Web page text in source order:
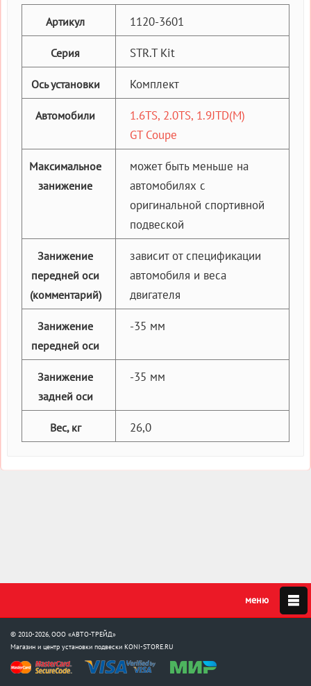
Артикул 1120-3601
Серия STR.T Kit
Ось установки Комплект
Автомобили
1.6TS, 2.0TS, 1.9JTD(M)
GT Coupe
Максимальное
занижение
может быть меньше на
автомобилях с
оригинальной спортивной
подвеской
Занижение
передней оси
(комментарий)
зависит от спецификации
автомобиля и веса
двигателя
Занижение
передней оси
-35 мм
Занижение
задней оси
-35 мм
Вес, кг 26,0
© 2010-2026, ООО «АВТО-ТРЕЙД»
Магазин и центр установки подвески KONI-STORE.RU